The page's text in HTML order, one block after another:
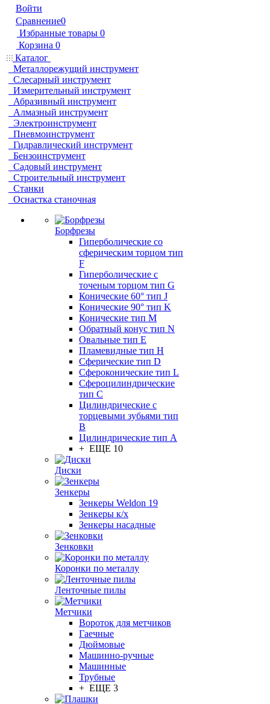
Войти
Сравнение0
Избранные товары 0
Корзина 0
Каталог
Металлорежущий инструмент
Слесарный инструмент
Измерительный инструмент
Абразивный инструмент
Алмазный инструмент
Электроинструмент
Пневмоинструмент
Гидравлический инструмент
Бензоинструмент
Садовый инструмент
Строительный инструмент
Станки
Оснастка станочная
Борфрезы
Гиперболические cо
сферическим торцом тип
F
Гиперболические с
точеным торцом тип G
Конические 60° тип J
Конические 90° тип K
Конические тип M
Обратный конус тип N
Овальные тип E
Пламевидные тип H
Сферические тип D
Сфероконические тип L
Сфероцилиндрические
тип C
Цилиндрические с
торцевыми зубьями тип
B
Цилиндрические тип А
+ ЕЩЕ 10
Диски
Зенкеры
Зенкеры Weldon 19
Зенкеры к/х
Зенкеры насадные
Зенковки
Коронки по металлу
Ленточные пилы
Метчики
Вороток для метчиков
Гаечные
Дюймовые
Машинно-ручные
Машинные
Трубные
+ ЕЩЕ 3